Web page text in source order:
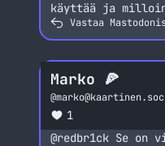
käyttää ja
Vastaa
Marko 🍕
@
1
@redbr1ck Se on